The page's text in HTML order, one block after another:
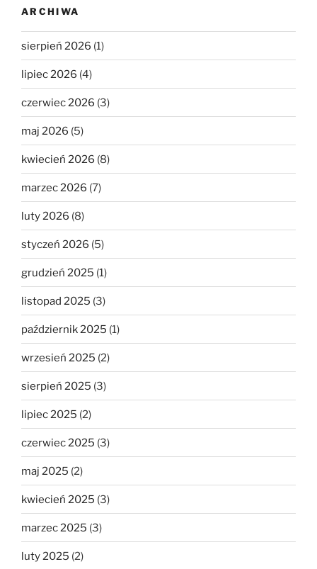
ARCHIWA
sierpień 2026 (1)
lipiec 2026 (4)
czerwiec 2026 (3)
maj 2026 (5)
kwiecień 2026 (8)
marzec 2026 (7)
luty 2026 (8)
styczeń 2026 (5)
grudzień 2025 (1)
listopad 2025 (3)
październik 2025 (1)
wrzesień 2025 (2)
sierpień 2025 (3)
lipiec 2025 (2)
czerwiec 2025 (3)
maj 2025 (2)
kwiecień 2025 (3)
marzec 2025 (3)
luty 2025 (2)